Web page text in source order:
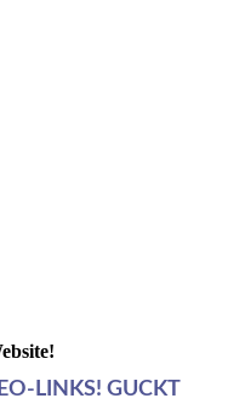
LINKS! GUCKT